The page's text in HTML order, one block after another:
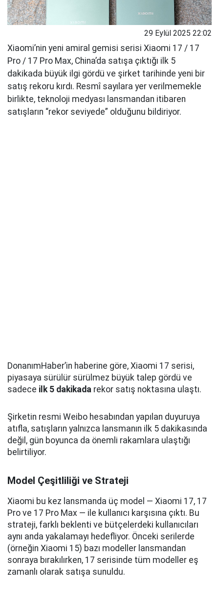
29 Eylül 2025 22:02
Xiaomi’nin yeni amiral gemisi serisi Xiaomi 17 / 17
Pro / 17 Pro Max, China’da satışa çıktığı ilk 5
dakikada büyük ilgi gördü ve şirket tarihinde yeni bir
satış rekoru kırdı. Resmî sayılara yer verilmemekle
birlikte, teknoloji medyası lansmandan itibaren
satışların “rekor seviyede” olduğunu bildiriyor.
DonanımHaber’in haberine göre, Xiaomi 17 serisi,
piyasaya sürülür sürülmez büyük talep gördü ve
sadece ilk 5 dakikada rekor satış noktasına ulaştı.
Şirketin resmi Weibo hesabından yapılan duyuruya
atıfla, satışların yalnızca lansmanın ilk 5 dakikasında
değil, gün boyunca da önemli rakamlara ulaştığı
belirtiliyor.
Model Çeşitliliği ve Strateji
Xiaomi bu kez lansmanda üç model — Xiaomi 17, 17
Pro ve 17 Pro Max — ile kullanıcı karşısına çıktı. Bu
strateji, farklı beklenti ve bütçelerdeki kullanıcıları
aynı anda yakalamayı hedefliyor. Önceki serilerde
(örneğin Xiaomi 15) bazı modeller lansmandan
sonraya bırakılırken, 17 serisinde tüm modeller eş
zamanlı olarak satışa sunuldu.